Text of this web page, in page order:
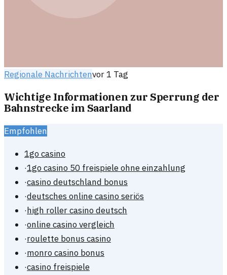
Regionale Nachrichtenvor 1 Tag
Wichtige Informationen zur Sperrung der
Bahnstrecke im Saarland
Empfohlen
1go casino
·1go casino 50 freispiele ohne einzahlung
·casino deutschland bonus
·deutsches online casino seriös
·high roller casino deutsch
·online casino vergleich
·roulette bonus casino
·monro casino bonus
·casino freispiele